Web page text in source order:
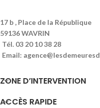
17 b , Place de la République
59136 WAVRIN
Tél. 03 20 10 38 28
Email:
ZONE D’INTERVENTION
ACCÈS RAPIDE